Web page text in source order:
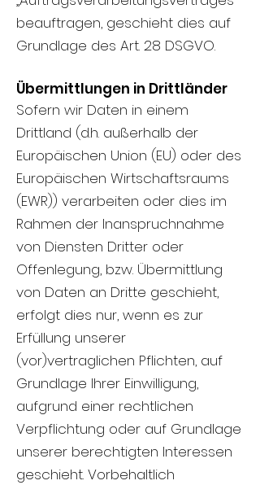
beauftragen, geschieht dies auf
Grundlage des Art. 28 DSGVO.
Übermittlungen in Drittländer
Sofern wir Daten in einem
Drittland (d.h. außerhalb der
Europäischen Union (EU) oder des
Europäischen Wirtschaftsraums
(EWR)) verarbeiten oder dies im
Rahmen der Inanspruchnahme
von Diensten Dritter oder
Offenlegung, bzw. Übermittlung
von Daten an Dritte geschieht,
erfolgt dies nur, wenn es zur
Erfüllung unserer
(vor)vertraglichen Pflichten, auf
Grundlage Ihrer Einwilligung,
aufgrund einer rechtlichen
Verpflichtung oder auf Grundlage
unserer berechtigten Interessen
geschieht. Vorbehaltlich